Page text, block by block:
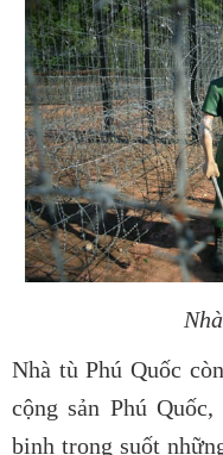
Nhà tù Phú Quốc
cộng sản Phú
binh trong suốt